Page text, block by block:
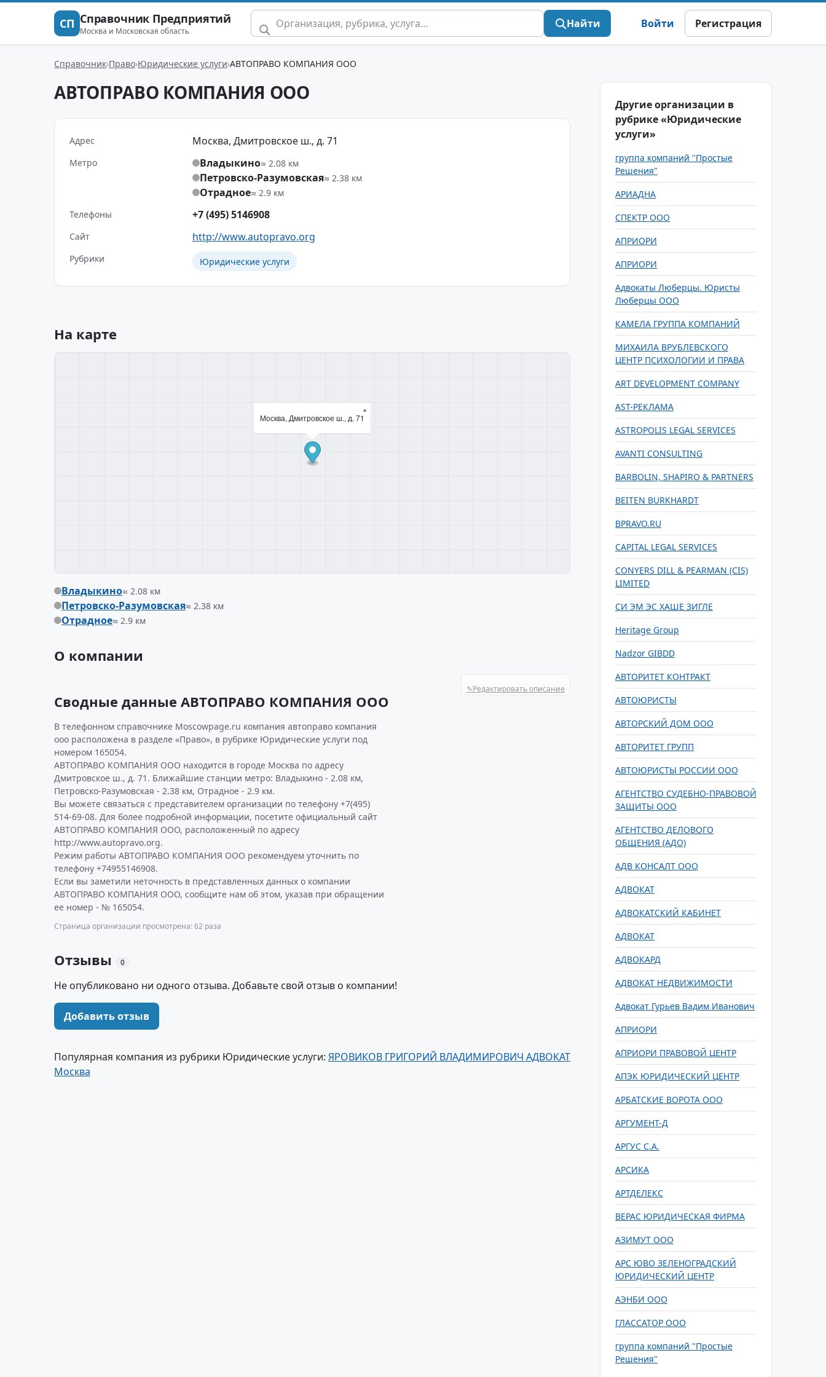
СП Справочник Предприятий
Москва и Московская область
Найти Войти Регистрация
Справочник Право Юридические услуги АВТОПРАВО КОМПАНИЯ ООО
АВТОПРАВО КОМПАНИЯ ООО
Адрес Москва, Дмитровское ш., д. 71
Метро Владыкино≈ 2.08 км
Петровско-Разумовская≈ 2.38 км
Отрадное≈ 2.9 км
Телефоны
+7 (495) 5146908
Сайт http://www.autopravo.org
Рубрики Юридические услуги
На карте
Москва, Дмитровское ш., д. 71
×
Владыкино≈ 2.08 км
Петровско-Разумовская≈ 2.38 км
Отрадное≈ 2.9 км
О компании
✎Редактировать описание
Сводные данные АВТОПРАВО КОМПАНИЯ ООО
В телефонном справочнике Moscowpage.ru компания автоправо компания
ооо расположена в разделе «Право», в рубрике Юридические услуги под
номером 165054.
АВТОПРАВО КОМПАНИЯ ООО находится в городе Москва по адресу
Дмитровское ш., д. 71. Ближайшие станции метро: Владыкино - 2.08 км,
Петровско-Разумовская - 2.38 км, Отрадное - 2.9 км.
Вы можете связаться с представителем организации по телефону +7(495)
514-69-08. Для более подробной информации, посетите официальный сайт
АВТОПРАВО КОМПАНИЯ ООО, расположенный по адресу
http://www.autopravo.org.
Режим работы АВТОПРАВО КОМПАНИЯ ООО рекомендуем уточнить по
телефону +74955146908.
Если вы заметили неточность в представленных данных о компании
АВТОПРАВО КОМПАНИЯ ООО, сообщите нам об этом, указав при обращении
ее номер - № 165054.
Страница организации просмотрена: 62 раза
Отзывы 0
Не опубликовано ни одного отзыва. Добавьте свой отзыв о компании!
Добавить отзыв
Популярная компания из рубрики Юридические услуги: ЯРОВИКОВ ГРИГОРИЙ ВЛАДИМИРОВИЧ АДВОКАТ
Москва
Другие организации в
рубрике «Юридические
услуги»
группа компаний "Простые
Решения"
АРИАДНА
СПЕКТР ООО
АПРИОРИ
АПРИОРИ
Адвокаты Люберцы. Юристы
Люберцы ООО
КАМЕЛА ГРУППА КОМПАНИЙ
МИХАИЛА ВРУБЛЕВСКОГО
ЦЕНТР ПСИХОЛОГИИ И ПРАВА
ART DEVELOPMENT COMPANY
AST-РЕКЛАМА
ASTROPOLIS LEGAL SERVICES
AVANTI CONSULTING
BARBOLIN, SHAPIRO & PARTNERS
BEITEN BURKHARDT
BPRAVO.RU
CAPITAL LEGAL SERVICES
CONYERS DILL & PEARMAN (CIS)
LIMITED
CИ ЭМ ЭС ХАШЕ ЗИГЛЕ
Heritage Group
Nadzor GIBDD
АВТОРИТЕТ КОНТРАКТ
АВТОЮРИСТЫ
АВТОРСКИЙ ДОМ ООО
АВТОРИТЕТ ГРУПП
АВТОЮРИСТЫ РОССИИ ООО
АГЕНТСТВО СУДЕБНО-ПРАВОВОЙ
ЗАЩИТЫ ООО
АГЕНТСТВО ДЕЛОВОГО
ОБЩЕНИЯ (АДО)
АДВ КОНСАЛТ ООО
АДВОКАТ
АДВОКАТСКИЙ КАБИНЕТ
АДВОКАТ
АДВОКАРД
АДВОКАТ НЕДВИЖИМОСТИ
Адвокат Гурьев Вадим Иванович
АПРИОРИ
АПРИОРИ ПРАВОВОЙ ЦЕНТР
АПЭК ЮРИДИЧЕСКИЙ ЦЕНТР
АРБАТСКИЕ ВОРОТА ООО
АРГУМЕНТ-Д
АРГУС С.А.
АРСИКА
АРТДЕЛЕКС
ВЕРАС ЮРИДИЧЕСКАЯ ФИРМА
АЗИМУТ ООО
АРС ЮВО ЗЕЛЕНОГРАДСКИЙ
ЮРИДИЧЕСКИЙ ЦЕНТР
АЭНБИ ООО
ГЛАССАТОР ООО
группа компаний "Простые
Решения"